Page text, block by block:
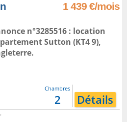
1 439 €/mois
n°3285516 : location
Sutton (KT4 9),
.
Chambres
2 Détails